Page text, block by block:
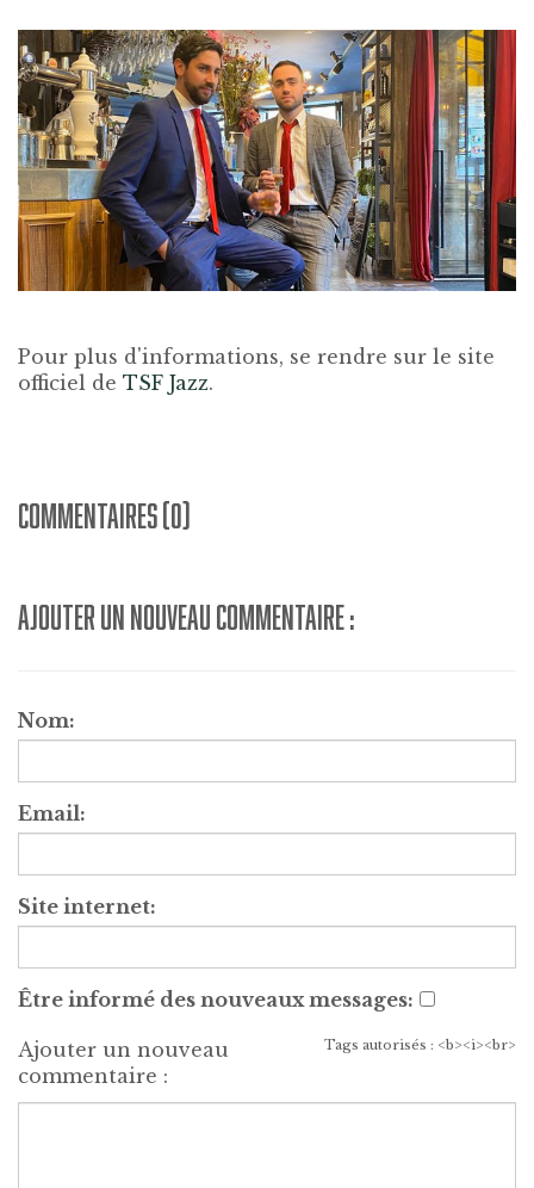
Pour plus d'informations, se rendre sur le site
officiel de TSF Jazz.
COMMENTAIRES (0)
AJOUTER UN NOUVEAU COMMENTAIRE :
Nom:
Email:
Site internet:
Être informé des nouveaux messages:
Tags autorisés : <b><i><br>
Ajouter un nouveau
commentaire :